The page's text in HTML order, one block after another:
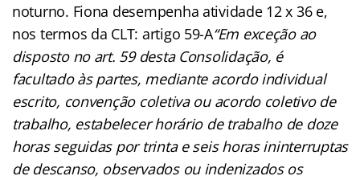
noturno. Fiona desempenha atividade 12 x 36 e,
nos termos da CLT: artigo 59-A“Em exceção ao
disposto no art. 59 desta Consolidação, é
facultado às partes, mediante acordo individual
escrito, convenção coletiva ou acordo coletivo de
trabalho, estabelecer horário de trabalho de doze
horas seguidas por trinta e seis horas ininterruptas
de descanso, observados ou indenizados os